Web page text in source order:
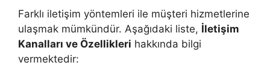
Farklı iletişim yöntemleri ile müşteri hizmetlerine
ulaşmak mümkündür. Aşağıdaki liste, İletişim
Kanalları ve Özellikleri hakkında bilgi
vermektedir: